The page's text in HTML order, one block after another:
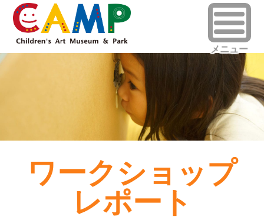
ワークショップ
レポート